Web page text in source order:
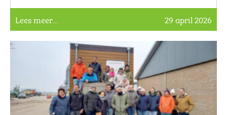
Lees meer... 29 april 2026